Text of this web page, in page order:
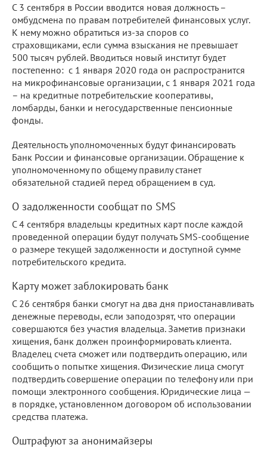
С 3 сентября в России вводится новая должность –
омбудсмена по правам потребителей финансовых услуг.
К нему можно обратиться из-за споров со
страховщиками, если сумма взыскания не превышает
500 тысяч рублей. Вводиться новый институт будет
постепенно: с 1 января 2020 года он распространится
на микрофинансовые организации, с 1 января 2021 года
– на кредитные потребительские кооперативы,
ломбарды, банки и негосударственные пенсионные
фонды.
Деятельность уполномоченных будут финансировать
Банк России и финансовые организации. Обращение к
уполномоченному по общему правилу станет
обязательной стадией перед обращением в суд.
О задолженности сообщат по SMS
С 4 сентября владельцы кредитных карт после каждой
проведенной операции будут получать SMS-сообщение
о размере текущей задолженности и доступной сумме
потребительского кредита.
Карту может заблокировать банк
С 26 сентября банки смогут на два дня приостанавливать
денежные переводы, если заподозрят, что операции
совершаются без участия владельца. Заметив признаки
хищения, банк должен проинформировать клиента.
Владелец счета сможет или подтвердить операцию, или
сообщить о попытке хищения. Физические лица смогут
подтвердить совершение операции по телефону или при
помощи электронного сообщения. Юридические лица —
в порядке, установленном договором об использовании
средства платежа.
Оштрафуют за анонимайзеры